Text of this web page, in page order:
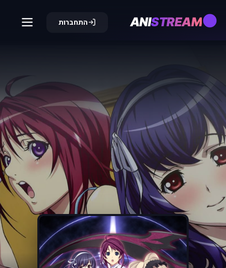
ANISTREAM התחברות